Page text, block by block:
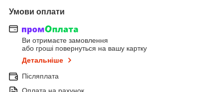
Умови оплати
Ви отримаєте замовлення
або гроші повернуться на вашу картку
Детальніше
Післяплата